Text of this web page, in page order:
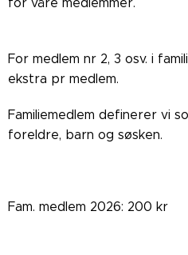
For medlem nr 2, 3 osv. i
ekstra pr medlem.
Familiemedlem definerer vi
foreldre, barn og søsken.
Fam. medlem 2026: 200 kr